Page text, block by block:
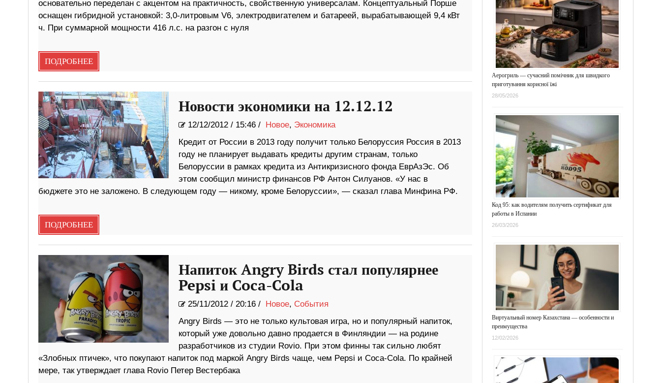
основательно переделан с акцентом на практичность, свойственную универсалам. Концептуальный Порше
оснащен гибридной установкой: 3,0-литровым V6, электродвигателем и батареей, вырабатывающей 9,4 кВт
ч. При суммарной мощности 416 л.с. на разгон с нуля
ПОДРОБНЕЕ
Новости экономики на 12.12.12
12/12/2012/ 15:46 / Новое, Экономика
Кредит от России в 2013 году получит только Белоруссия Россия в 2013
году не планирует выдавать кредиты другим странам, только
Белоруссии в рамках кредита из Антикризисного фонда ЕврАзЭс. Об
этом сообщил министр финансов РФ Антон Силуанов. «У нас в
бюджете это не заложено. В следующем году — никому, кроме Белоруссии», — сказал глава Минфина РФ.
ПОДРОБНЕЕ
Напиток Angry Birds стал популярнее
Pepsi и Coca-Cola
25/11/2012/ 20:16 / Новое, События
Angry Birds — это не только культовая игра, но и популярный напиток,
который уже довольно давно продается в Финляндии — на родине
разработчиков из студии Rovio. При этом финны так сильно любят
«Злобных птичек», что покупают напиток под маркой Angry Birds чаще, чем Pepsi и Coca-Cola. По крайней
мере, так утверждает глава Rovio Петер Вестербака
Аерогриль — сучасний помічник для швидкого
приготування корисної їжі
28/05/2026
Код 95: как водителям получить сертификат для
работы в Испании
26/03/2026
Виртуальный номер Казахстана — особенности и
преимущества
12/02/2026